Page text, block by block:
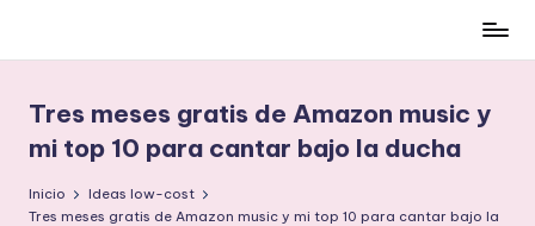
contenido
low-
cost
y
morir
Tres meses gratis de Amazon music y
mi top 10 para cantar bajo la ducha
Inicio
Ideas low-cost
Tres meses gratis de Amazon music y mi top 10 para cantar bajo la